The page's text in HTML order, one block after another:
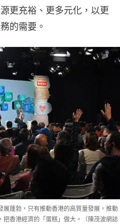
更充裕、更多元化，以更
的需要。
展蓬勃，只有推動香港的高質量發展，推動
香港經濟的「蛋糕」做大。（陳茂波網誌